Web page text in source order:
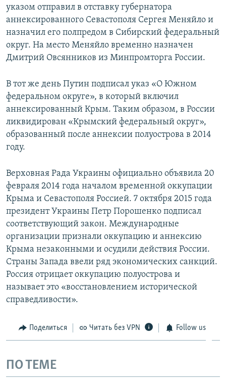
указом отправил в отставку губернатора
аннексированного Севастополя Сергея Меняйло и
назначил его полпредом в Сибирский федеральный
округ. На место Меняйло временно назначен
Дмитрий Овсянников из Минпромторга России.
В тот же день Путин подписал указ «О Южном
федеральном округе», в который включил
аннексированный Крым. Таким образом, в России
ликвидирован «Крымский федеральный округ»,
образованный после аннексии полуострова в 2014
году.
Верховная Рада Украины официально объявила 20
февраля 2014 года началом временной оккупации
Крыма и Севастополя Россией. 7 октября 2015 года
президент Украины Петр Порошенко подписал
соответствующий закон. Международные
организации признали оккупацию и аннексию
Крыма незаконными и осудили действия России.
Страны Запада ввели ряд экономических санкций.
Россия отрицает оккупацию полуострова и
называет это «восстановлением исторической
справедливости».
Поделиться Читать без VPN Follow us
ПО ТЕМЕ